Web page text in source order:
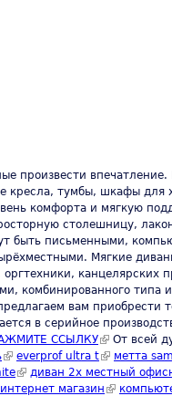
произвести
кресла, тумбы, шкафы для
комфорта и мягкую
столешницу,
быть письменными,
Мягкие
канцелярских
комбинированного типа
вам приобрести
в серийное
ССЫЛКУ(link is
От всей
(link is external)
everprof ultra t(link is
метта
(link is external)
диван 2х местный
магазин (link is